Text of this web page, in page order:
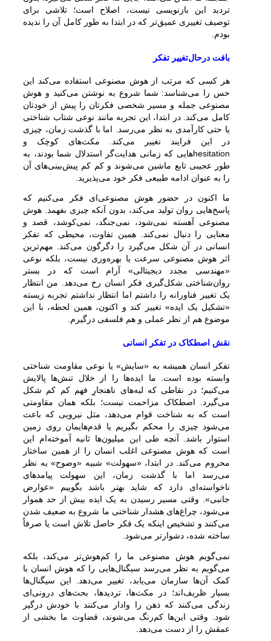
تردید این بازنویسی نیست، اصلاح است؛ تلاشی برای
توصیف تغییری عمیق‌تر که در ابتدا به طور کامل آن را ندیده
بودم.
بافت درحال‌تغییر تفکر
هر کسی که مرتب از هوش مصنوعی استفاده می‌کند این
حس را می‌شناسد: شما شروع به نوشتن می‌کنید و هوش
مصنوعی جمله و مسیر شخصی فکرتان را پیش از خودتان
کامل می‌کند. در ابتدا، این تجربه مانند نوعی شتاب شناختی
یا حتی کارآمدی به نظر می‌رسد. اما با گذشت زمان، چیزی
در این فرایند تغییر می‌کند. مکث‌های کوچک و
hesitationهایی که زمانی هدایت‌گر استدلال شما بودند، به
طور عجیبی تابع ماشین می‌شوند و کم کم پیش‌بینی‌های آن
را به عنوان ادامه طبیعی فکر خود می‌پذیرید.
ما اکنون در حضور هوش مصنوعی‌ای فکر می‌کنیم که
پاسخ‌هایی روان تولید می‌کند، بدون آنکه چیزی بفهمد. هوش
مصنوعی آهسته نمی‌شود، نمی‌جنگد، نمی‌کوشد، قصد و
معنایی را دنبال نمی‌کند. همین تفاوت، محیطی که تفکر
انسانی در آن شکل می‌گیرد را دگرگون می‌کند. مهم‌ترین
اثر هوش مصنوعی سرعت یا بهره‌وری نیست، بلکه نوعی
«مهندسی مجدد دیجیتالی» آرام است که در بستر
روان‌شناختی شکل‌گیری فکر انسان رخ می‌دهد. من انتظار
یک تغییر فناورانه را داشتم اما انتظار نداشتم تجربه زیسته
«تشکیل یک ایده» تغییر کند و اکنون، همین لحظه، با این
موضوع هم از نظر عملی و هم فلسفی درگیرم.
نقش اصطکاک در تفکر انسانی
تفکر انسان همیشه به «سایش» یا نوعی مقاومت شناختی
وابسته بوده است. ما ایده‌ها را از خلال تنش‌ها پالایش
می‌کنیم؛ در نقاطی که لبه‌های ناهنجارِ فهم کم کم شکل
می‌گیرد. اصطکاک مزاحمت نیست؛ بلکه همان مقاومتی
است که به شناخت قوام می‌دهد، مثل نیرویی که باعث
می‌شود چیزی را محکم بگیریم یا قدم‌هایمان روی زمین
استوار باشد. آنچه طی این میلیون‌ها ثانیه آموخته‌ام این
است که هوش مصنوعی اغلب انسان را از همین ساختار
محروم می‌کند. در ابتدا، «سهولت» شبیه «وضوح» به نظر
می‌رسد اما با گذشت زمان، این سهولت پیامدهای
ناخواسته‌ای دارد که شاید بهتر باشد بگوییم «عوارض
جانبی». وقتی مسیر رسیدن به یک ایده بیش از حد هموار
می‌شود، چراغ‌های هشدار شناختی ما شروع به ضعیف شدن
می‌کنند و تشخیص اینکه یک فکر حاصل تلاش است یا صرفاً
ساخته شده، دشوارتر می‌شود.
نمی‌گویم هوش مصنوعی ما را کم‌هوش‌تر می‌کند، بلکه
می‌گویم به نظر می‌رسد سیگنال‌هایی را که هوش انسان با
کمک آن‌ها سازمان می‌یابد، تغییر می‌دهد. این سیگنال‌ها
بسیار ظریف‌اند؛ در مکث‌ها، تردیدها، بحث‌های درونی‌ای
زندگی می‌کنند که ذهن را وادار می‌کنند با خودش درگیر
شود. وقتی این‌ها کم‌رنگ می‌شوند، قضاوت ما بخشی از
عمقش را از دست می‌دهد.